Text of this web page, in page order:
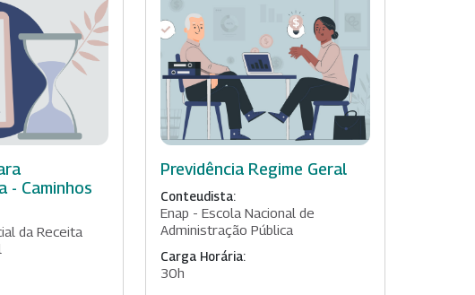
- Caminhos
da Receita
Previdência Regime Geral
Conteudista:
Enap - Escola Nacional de
Administração Pública
Carga Horária:
30h